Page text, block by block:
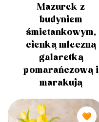
Mazurek z
budyniem
śmietankowym,
cienką mleczną
galaretką
pomarańczową i
marakują
🧡